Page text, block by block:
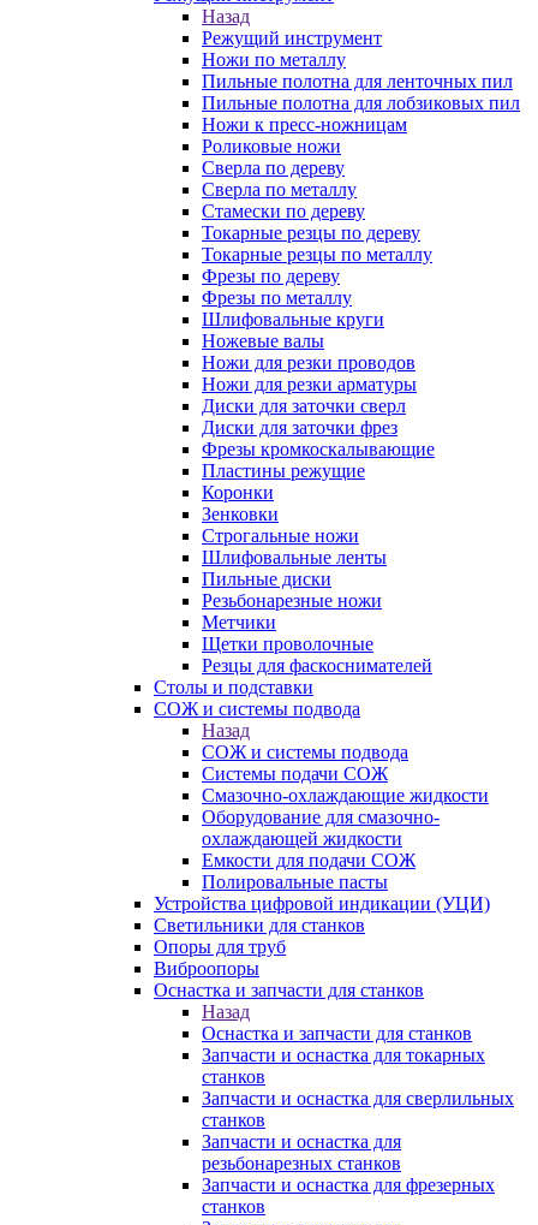
Назад
Режущий инструмент
Ножи по металлу
Пильные полотна для ленточных пил
Пильные полотна для лобзиковых пил
Ножи к пресс-ножницам
Роликовые ножи
Сверла по дереву
Сверла по металлу
Стамески по дереву
Токарные резцы по дереву
Токарные резцы по металлу
Фрезы по дереву
Фрезы по металлу
Шлифовальные круги
Ножевые валы
Ножи для резки проводов
Ножи для резки арматуры
Диски для заточки сверл
Диски для заточки фрез
Фрезы кромкоскалывающие
Пластины режущие
Коронки
Зенковки
Строгальные ножи
Шлифовальные ленты
Пильные диски
Резьбонарезные ножи
Метчики
Щетки проволочные
Резцы для фаскоснимателей
Столы и подставки
СОЖ и системы подвода
Назад
СОЖ и системы подвода
Системы подачи СОЖ
Смазочно-охлаждающие жидкости
Оборудование для смазочно-
охлаждающей жидкости
Емкости для подачи СОЖ
Полировальные пасты
Устройства цифровой индикации (УЦИ)
Светильники для станков
Опоры для труб
Виброопоры
Оснастка и запчасти для станков
Назад
Оснастка и запчасти для станков
Запчасти и оснастка для токарных
станков
Запчасти и оснастка для сверлильных
станков
Запчасти и оснастка для
резьбонарезных станков
Запчасти и оснастка для фрезерных
станков